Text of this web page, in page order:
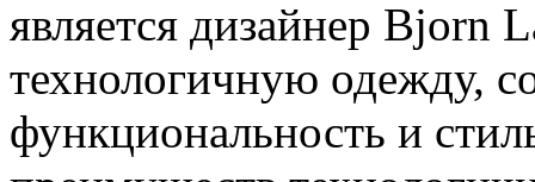
является дизайнер Bjorn
технологичную одежду,
функциональность и